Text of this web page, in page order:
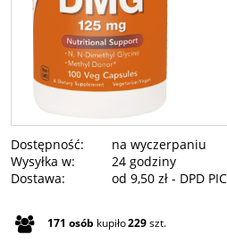
Dostępność:
na wyczerpaniu
Wysyłka w:
24 godziny
Dostawa:
od 9,50 zł - DPD
Cena nie zawiera ewentualnych
171 osób kupiło229szt.